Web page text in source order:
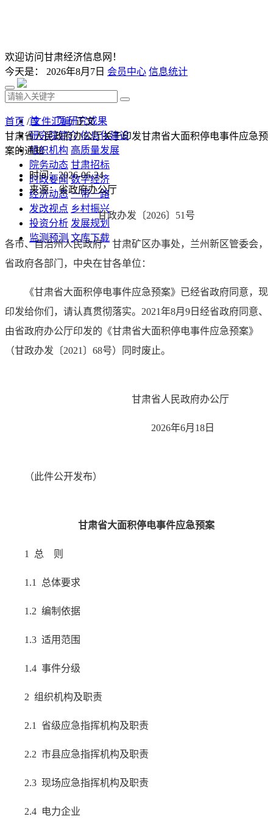
欢迎访问甘肃经济信息网！
今天是： 2026年8月7日 会员中心 信息统计
首 页 研究成果
研究院简介 信息化建设
组织机构 高质量发展
院务动态 甘肃招标
时政要闻 数字经济
经济动态 一带一路
发改视点 乡村振兴
投资分析 发展规划
监测预测 文库下载
首页 /文件汇编/ 正文
甘肃省人民政府办公厅关于印发甘肃省大面积停电事件应急预
案的通知
时间：2026-06-24
来源：省政府办公厅
甘政办发〔2026〕51号
各市、自治州人民政府，甘肃矿区办事处，兰州新区管委会，
省政府各部门，中央在甘各单位：
《甘肃省大面积停电事件应急预案》已经省政府同意，现
印发给你们，请认真贯彻落实。2021年8月9日经省政府同意、
由省政府办公厅印发的《甘肃省大面积停电事件应急预案》
（甘政办发〔2021〕68号）同时废止。
甘肃省人民政府办公厅
2026年6月18日
（此件公开发布）
甘肃省大面积停电事件应急预案
1 总 则
1.1 总体要求
1.2 编制依据
1.3 适用范围
1.4 事件分级
2 组织机构及职责
2.1 省级应急指挥机构及职责
2.2 市县应急指挥机构及职责
2.3 现场应急指挥机构及职责
2.4 电力企业